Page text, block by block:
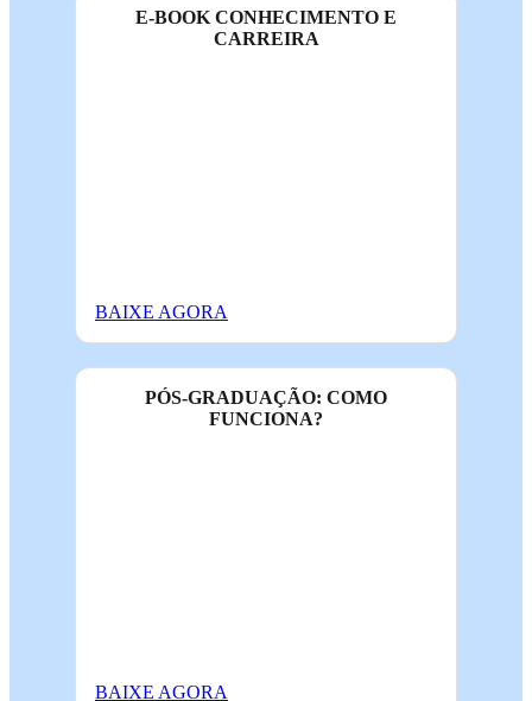
E-BOOK CONHECIMENTO E
CARREIRA
BAIXE AGORA
PÓS-GRADUAÇÃO: COMO
FUNCIONA?
BAIXE AGORA